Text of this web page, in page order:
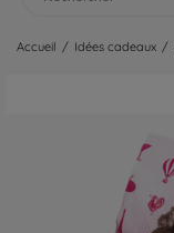
Accueil / Idées cadeaux /